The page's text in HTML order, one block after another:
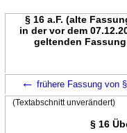
§ 16 a.F. (alte
in der vor dem
geltenden Fassung
← frühere Fassung von
(Textabschnitt unverändert)
§ 16